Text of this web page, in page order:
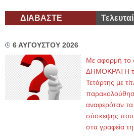
ΔΙΑΒΑΣΤΕ
6 ΑΥΓΟΥΣΤΟΥ 2026
Με αφορμή το
ΔΗΜΟΚΡΑΤΗ
Τετάρτης με
αναφερόταν
σύσκεψης που
στα γραφεία